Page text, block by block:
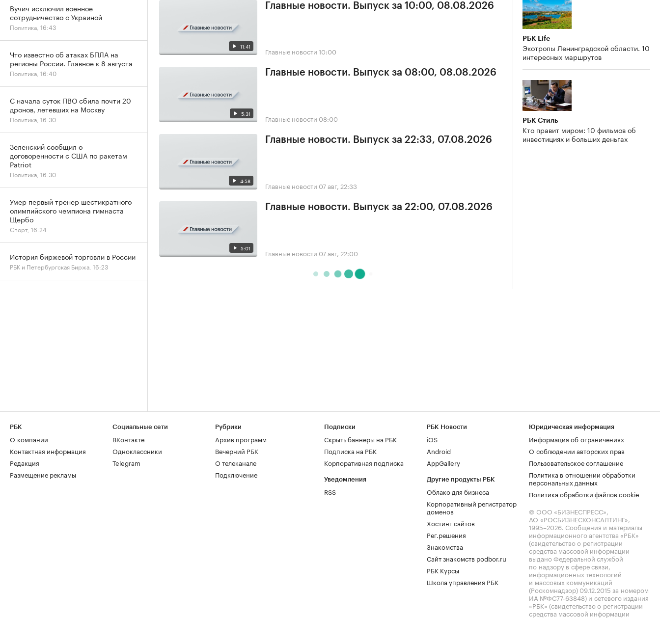
11:41
Главные новости. Выпуск за 10:00, 08.08.2026
Главные новости 10:00
5:31
Главные новости. Выпуск за 08:00, 08.08.2026
Главные новости 08:00
4:58
Главные новости. Выпуск за 22:33, 07.08.2026
Главные новости 07 авг, 22:33
5:01
Главные новости. Выпуск за 22:00, 07.08.2026
Главные новости 07 авг, 22:00
РБК Life
Экотропы Ленинградской области. 10
интересных маршрутов
РБК Стиль
Кто правит миром: 10 фильмов об
инвестициях и больших деньгах
Вучич исключил военное
сотрудничество с Украиной
Политика, 16:43
Что известно об атаках БПЛА на
регионы России. Главное к 8 августа
Политика, 16:40
С начала суток ПВО сбила почти 20
дронов, летевших на Москву
Политика, 16:30
Зеленский сообщил о
договоренности с США по ракетам
Patriot
Политика, 16:30
Умер первый тренер шестикратного
олимпийского чемпиона гимнаста
Щербо
Спорт, 16:24
История биржевой торговли в России
РБК и Петербургская Биржа, 16:23
РБК
О компании
Контактная информация
Редакция
Размещение рекламы
Социальные сети
ВКонтакте
Одноклассники
Telegram
Рубрики
Архив программ
Вечерний РБК
О телеканале
Подключение
Подписки
Скрыть баннеры на РБК
Подписка на РБК
Корпоративная подписка
Уведомления
RSS
РБК Новости
iOS
Android
AppGallery
Другие продукты РБК
Облако для бизнеса
Корпоративный регистратор
доменов
Хостинг сайтов
Рег.решения
Знакомства
Сайт знакомств podbor.ru
РБК Курсы
Школа управления РБК
Юридическая информация
Информация об ограничениях
О соблюдении авторских прав
Пользовательское соглашение
Политика в отношении обработки
персональных данных
Политика обработки файлов cookie
© ООО «БИЗНЕСПРЕСС»,
АО «РОСБИЗНЕСКОНСАЛТИНГ»,
1995–2026. Сообщения и материалы
информационного агентства «РБК»
(свидетельство о регистрации
средства массовой информации
выдано Федеральной службой
по надзору в сфере связи,
информационных технологий
и массовых коммуникаций
(Роскомнадзор) 09.12.2015 за номером
ИА №ФС77-63848) и сетевого издания
«РБК» (свидетельство о регистрации
средства массовой информации